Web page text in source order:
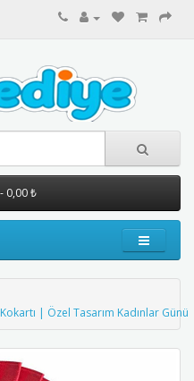
0,00 ₺
| Özel Tasarım Kadınlar Günü